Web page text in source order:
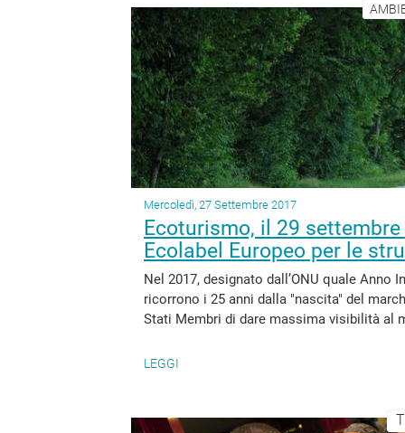
Mercoledì, 27 Settembre 2017
Ecoturismo, il 29
Ecolabel Europeo per le
Nel 2017, designato dall’ONU quale
ricorrono i 25 anni dalla "nascita" del
Stati Membri di dare massima visibilità al
LEGGI